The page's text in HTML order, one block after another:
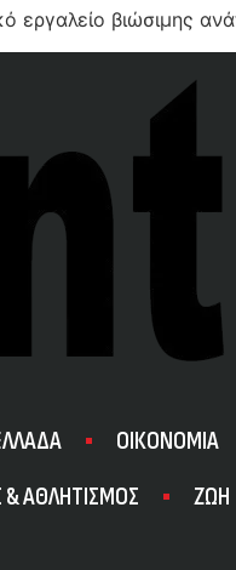
εργαλείο βιώσιμης
ΟΙΚΟΝΟΜΙΑ
& ΑΘΛΗΤΙΣΜΟΣ
ΖΩΗ